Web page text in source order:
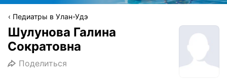
Педиатры в Улан-Удэ
Шулунова Галина
Сократовна
Поделиться